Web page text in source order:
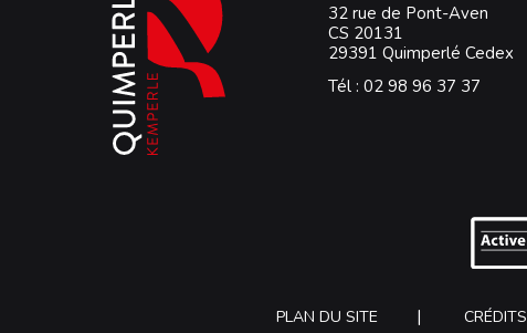
32 rue de Pont-Aven
CS 20131
29391 Quimperlé Cedex
Tél : 02 98 96 37 37
PLAN DU SITE CRÉDITS